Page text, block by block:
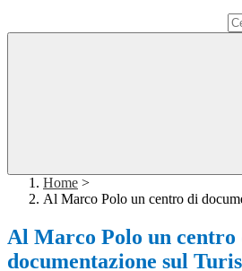
Home >
Al Marco Polo un centro di
Al Marco Polo un centro
documentazione sul